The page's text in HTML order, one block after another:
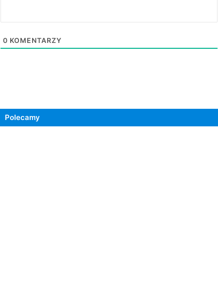
0 KOMENTARZY
Polecamy